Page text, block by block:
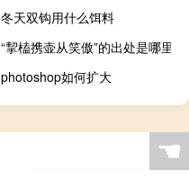
冬天双钩用什么饵料
“挈榼携壶从笑傲”的出处是哪里
photoshop如何扩大
☚